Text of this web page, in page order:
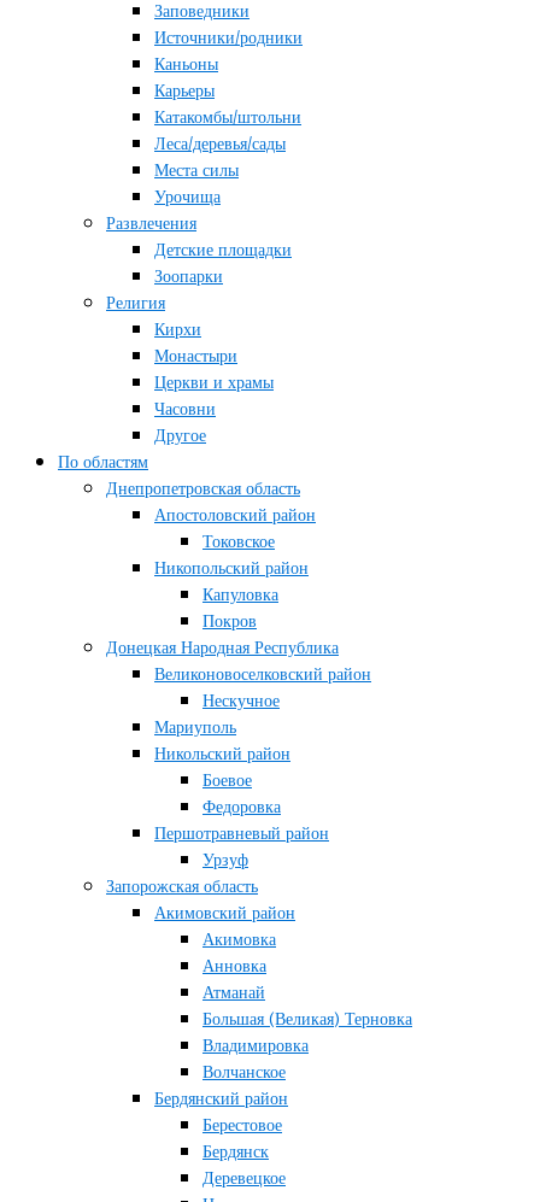
Заповедники
Источники/родники
Каньоны
Карьеры
Катакомбы/штольни
Леса/деревья/сады
Места силы
Урочища
Развлечения
Детские площадки
Зоопарки
Религия
Кирхи
Монастыри
Церкви и храмы
Часовни
Другое
По областям
Днепропетровская область
Апостоловский район
Токовское
Никопольский район
Капуловка
Покров
Донецкая Народная Республика
Великоновоселковский район
Нескучное
Мариуполь
Никольский район
Боевое
Федоровка
Першотравневый район
Урзуф
Запорожская область
Акимовский район
Акимовка
Анновка
Атманай
Большая (Великая) Терновка
Владимировка
Волчанское
Бердянский район
Берестовое
Бердянск
Деревецкое